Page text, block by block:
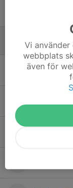
Utan position
2. Edmund
Vi
webbplats
även för